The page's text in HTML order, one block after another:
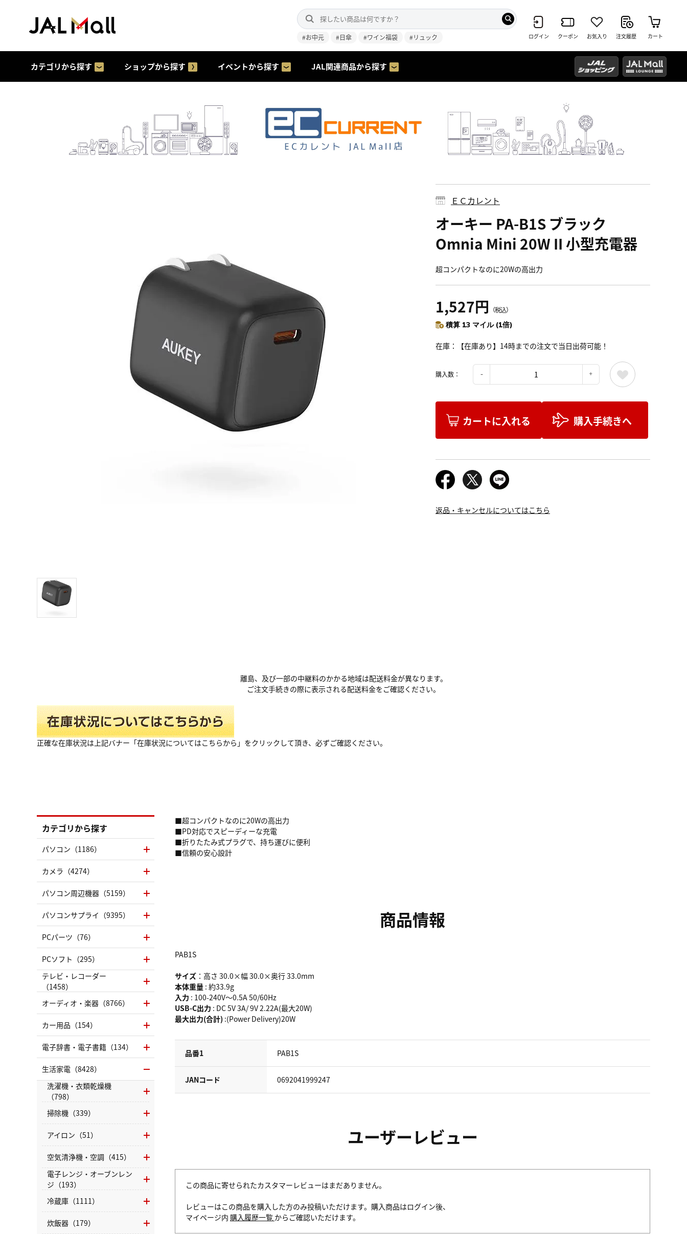
#お中元 #日傘 #ワイン福袋 #リュック ログイン クーポン お気入り 注文履歴 カート
カテゴリから探す ショップから探す イベントから探す JAL関連商品から探す
ＥＣカレント
オーキー PA-B1S ブラック
Omnia Mini 20W II 小型充電器
超コンパクトなのに20Wの高出力
1,527円 （税込）
積算 13 マイル (1倍)
在庫 【在庫あり】14時までの注文で当日出荷可能！
購入数：
カートに入れる 購入手続きへ
返品・キャンセルについてはこちら
離島、及び一部の中継料のかかる地域は配送料金が異なります。
ご注文手続きの際に表示される配送料金をご確認ください。
正確な在庫状況は上記バナー「在庫状況についてはこちらから」をクリックして頂き、必ずご確認ください。
■超コンパクトなのに20Wの高出力
■PD対応でスピーディーな充電
■折りたたみ式プラグで、持ち運びに便利
■信頼の安心設計
商品情報
PAB1S
サイズ ：高さ 30.0×幅 30.0×奥行 33.0mm
本体重量 : 約33.9g
入力 : 100-240V～0.5A 50/60Hz
USB-C出力 : DC 5V 3A/ 9V 2.22A(最大20W)
最大出力(合計) :(Power Delivery)20W
品番1 PAB1S
JANコード 0692041999247
ユーザーレビュー
この商品に寄せられたカスタマーレビューはまだありません。
レビューはこの商品を購入した方のみ投稿いただけます。購入商品はログイン後、
マイページ内 購入履歴一覧 からご確認いただけます。
カテゴリから探す
パソコン（1186）
カメラ（4274）
パソコン周辺機器（5159）
パソコンサプライ（9395）
PCパーツ（76）
PCソフト（295）
テレビ・レコーダー
（1458）
オーディオ・楽器（8766）
カー用品（154）
電子辞書・電子書籍（134）
生活家電（8428）
洗濯機・衣類乾燥機
（798）
掃除機（339）
アイロン（51）
空気清浄機・空調（415）
電子レンジ・オーブンレン
ジ（193）
冷蔵庫（1111）
炊飯器（179）